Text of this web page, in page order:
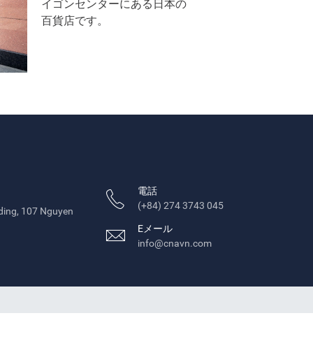
イゴンセンターにある日本の
百貨店です。
107 Nguyen
電話
(+84) 274 3743 045
Eメール
info@cnavn.com